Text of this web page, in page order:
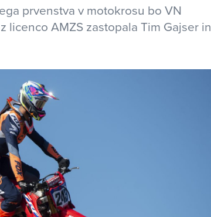
prvenstva v motokrosu bo VN
licenco AMZS zastopala Tim Gajser in